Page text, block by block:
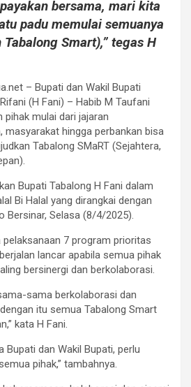
bersama, mari kita
padu memulai semuanya
Smart),” tegas H
– Bupati dan Wakil Bupati
(H Fani) – Habib M Taufani
mulai dari jajaran
masyarakat hingga perbankan bisa
Tabalong SMaRT (Sejahtera,
Bupati Tabalong H Fani dalam
Bi Halal yang dirangkai dengan
Bersinar, Selasa (8/4/2025).
pelaksanaan 7 program prioritas
lancar apabila semua pihak
bersinergi dan berkolaborasi.
sama berkolaborasi dan
itu semua Tabalong Smart
kata H Fani.
Bupati dan Wakil Bupati, perlu
pihak,” tambahnya.